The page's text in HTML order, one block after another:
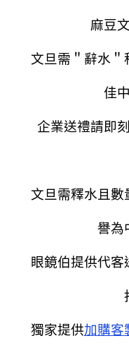
麻豆文
文旦需＂辭水＂
佳
企業送禮請即
文旦需釋水且數
譽為
眼鏡伯提供代客
獨家提供加購客